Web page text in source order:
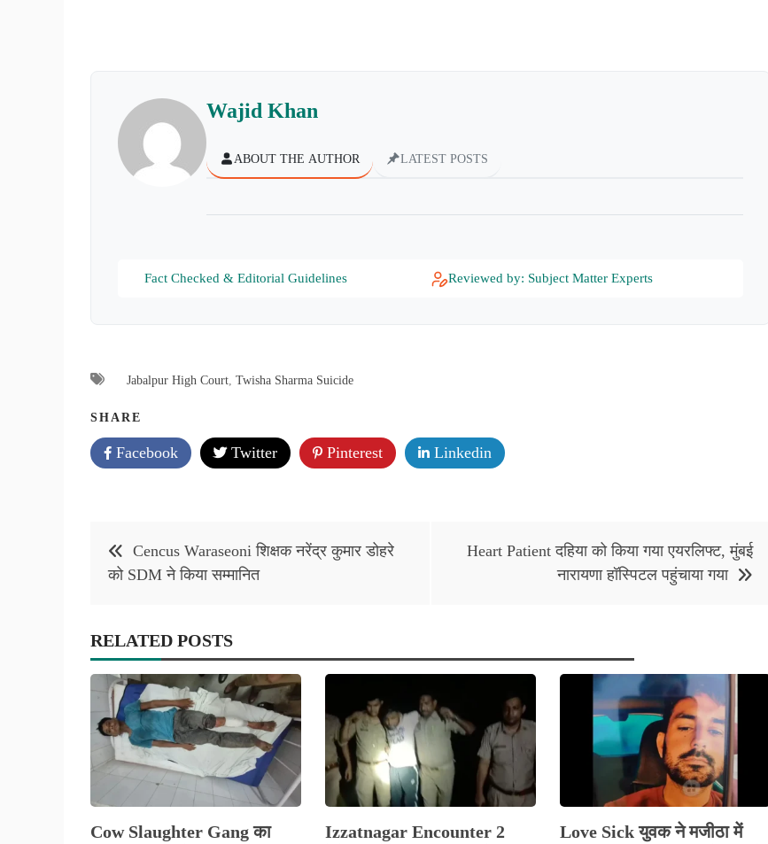
Wajid Khan
ABOUT THE AUTHOR LATEST POSTS
Fact Checked & Editorial Guidelines Reviewed by: Subject Matter Experts
Jabalpur High Court, Twisha Sharma Suicide
SHARE
Facebook Twitter Pinterest Linkedin
Post
navigation
Cencus Waraseoni शिक्षक नरेंद्र कुमार डोहरे
को SDM ने किया सम्मानित
Heart Patient दहिया को किया गया एयरलिफ्ट, मुंबई
नारायणा हॉस्पिटल पहुंचाया गया
RELATED POSTS
Cow Slaughter Gang का
Izzatnagar Encounter 2
Love Sick युवक ने मजीठा में